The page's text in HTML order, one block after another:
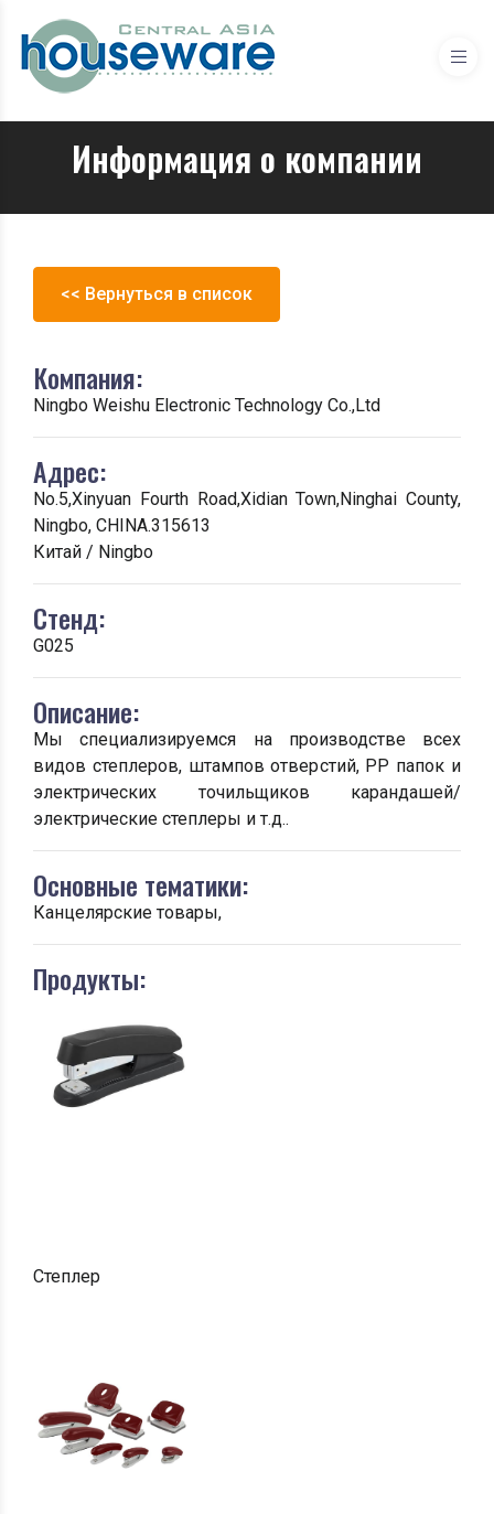
Информация о компании
<< Вернуться в список
Компания:
Ningbo Weishu Electronic Technology Co.,Ltd
Адрес:
No.5,Xinyuan Fourth Road,Xidian Town,Ninghai County,
Ningbo, CHINA.315613
Китай / Ningbo
Стенд:
G025
Описание:
Мы специализируемся на производстве всех
видов степлеров, штампов отверстий, PP папок и
электрических точильщиков карандашей/
электрические степлеры и т.д..
Основные тематики:
Канцелярские товары,
Продукты:
Степлер